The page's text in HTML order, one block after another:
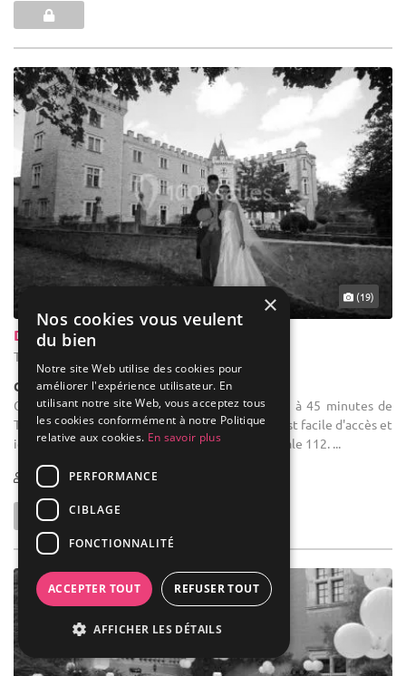
(19)
Domaine Du Château De Guitalens
Teyssode - Tarn (81)
Château
Château mariage : A 15 minutes de Castres et à 45 minutes de
Toulouse, le domaine du Château de Guitalens est facile d'accès et
idéalement situé en bordure de la départementale 112. ...
50-350
×
Nos cookies vous veulent
du bien
Notre site Web utilise des cookies pour
améliorer l'expérience utilisateur. En
utilisant notre site Web, vous acceptez tous
les cookies conformément à notre Politique
relative aux cookies. En savoir plus
PERFORMANCE
CIBLAGE
FONCTIONNALITÉ
ACCEPTER TOUT REFUSER TOUT
AFFICHER LES DÉTAILS